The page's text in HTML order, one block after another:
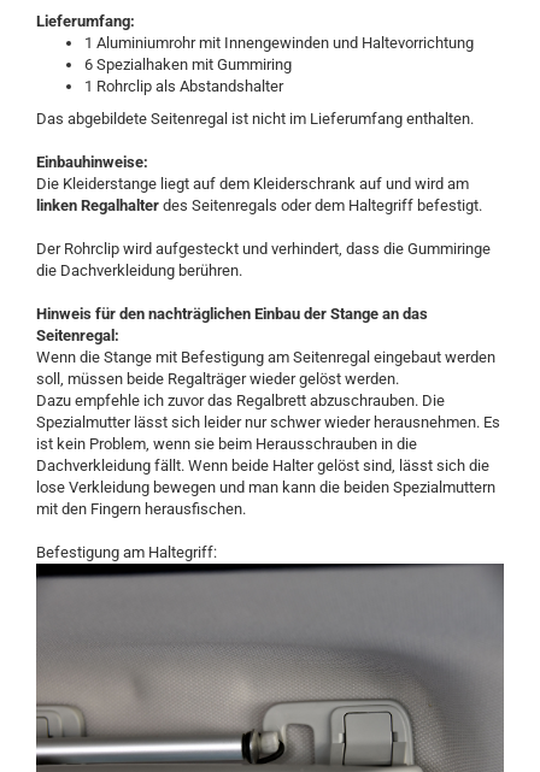
Lieferumfang:
1 Aluminiumrohr mit Innengewinden und Haltevorrichtung
6 Spezialhaken mit Gummiring
1 Rohrclip als Abstandshalter
Das abgebildete Seitenregal ist nicht im Lieferumfang enthalten.
Einbauhinweise:
Die Kleiderstange liegt auf dem Kleiderschrank auf und wird am
linken Regalhalter des Seitenregals oder dem Haltegriff befestigt.
Der Rohrclip wird aufgesteckt und verhindert, dass die Gummiringe
die Dachverkleidung berühren.
Hinweis für den nachträglichen Einbau der Stange an das
Seitenregal:
Wenn die Stange mit Befestigung am Seitenregal eingebaut werden
soll, müssen beide Regalträger wieder gelöst werden.
Dazu empfehle ich zuvor das Regalbrett abzuschrauben. Die
Spezialmutter lässt sich leider nur schwer wieder herausnehmen. Es
ist kein Problem, wenn sie beim Herausschrauben in die
Dachverkleidung fällt. Wenn beide Halter gelöst sind, lässt sich die
lose Verkleidung bewegen und man kann die beiden Spezialmuttern
mit den Fingern herausfischen.
Befestigung am Haltegriff: